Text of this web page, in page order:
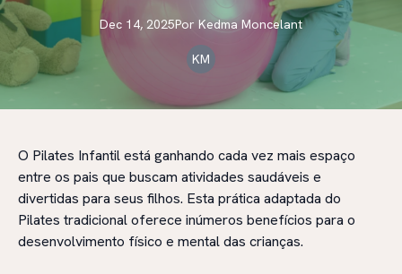
Dec 14, 2025Por Kedma Moncelant
KM
O Pilates Infantil está ganhando cada vez mais espaço
entre os pais que buscam atividades saudáveis e
divertidas para seus filhos. Esta prática adaptada do
Pilates tradicional oferece inúmeros benefícios para o
desenvolvimento físico e mental das crianças.